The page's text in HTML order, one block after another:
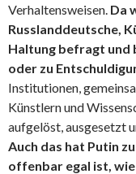
Verhaltensweisen. Da
Russlanddeutsche,
Haltung befragt und
oder zu
Institutionen,
Künstlern und
aufgelöst, ausgesetzt
Auch das hat Putin
offenbar egal ist,